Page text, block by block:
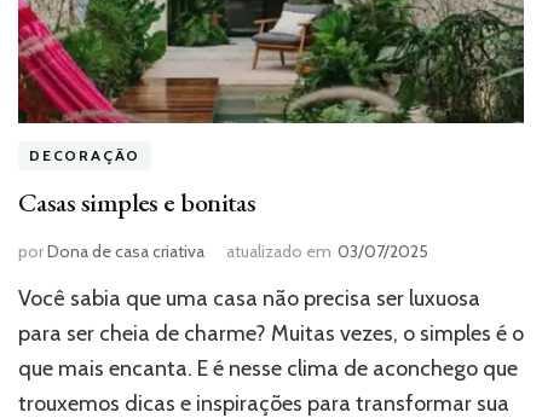
DECORAÇÃO
Casas simples e bonitas
porDona de casa criativa atualizado em 03/07/2025
Você sabia que uma casa não precisa ser luxuosa
para ser cheia de charme? Muitas vezes, o simples é o
que mais encanta. E é nesse clima de aconchego que
trouxemos dicas e inspirações para transformar sua